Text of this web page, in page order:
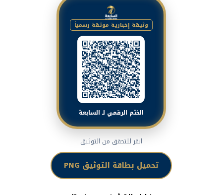
وثيقة إخبارية موثقة رسمياً
الختم الرقمي لـ السابعة
انقر للتحقق من التوثيق
تحميل بطاقة التوثيق PNG